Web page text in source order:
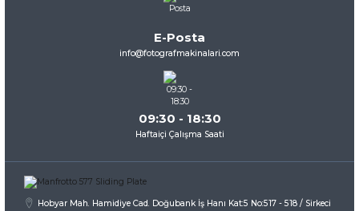
Ürün fiyatı diğer sitelerden daha pahalı.
E-Posta
info@fotografmakinalari.com
09:30 - 18:30
Haftaiçi Çalışma Saati
Hobyar Mah. Hamidiye Cad. Doğubank İş Hanı Kat:5 No:517 - 518 / Sirkeci